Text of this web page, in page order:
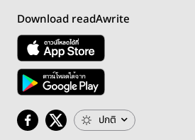
Download readAwrite
ปกติ